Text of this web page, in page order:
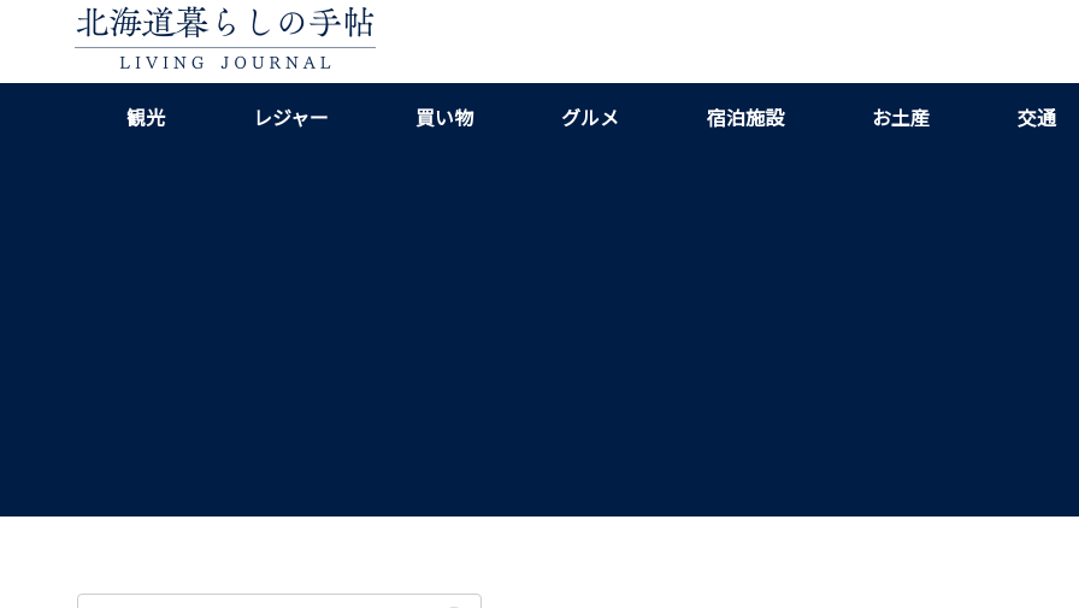
観光 レジャー 買い物 グルメ 宿泊施設 お土産 交通